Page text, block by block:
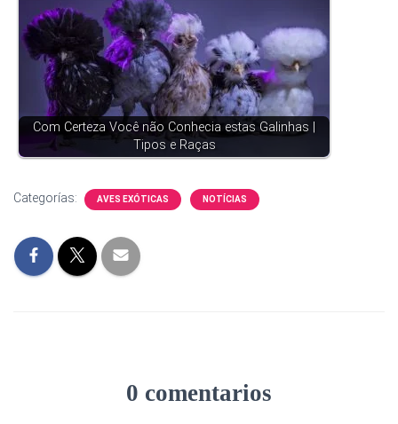
Com Certeza Você não Conhecia estas Galinhas |
Tipos e Raças
Categorías: AVES EXÓTICAS NOTÍCIAS
0 comentarios